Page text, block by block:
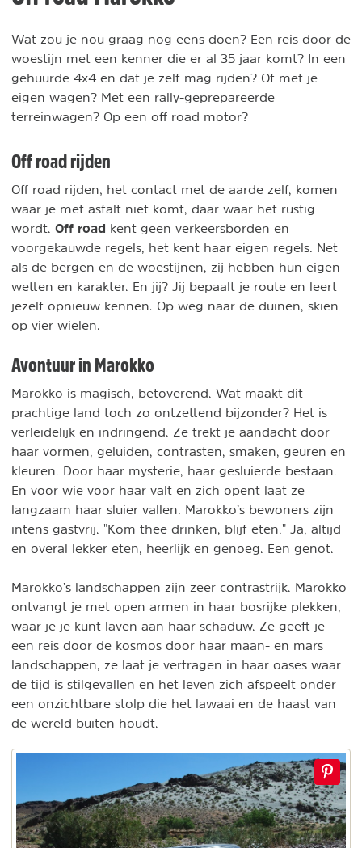
Wat zou je nou graag nog eens doen? Een reis door de
woestijn met een kenner die er al 35 jaar komt? In een
gehuurde 4x4 en dat je zelf mag rijden? Of met je
eigen wagen? Met een rally-geprepareerde
terreinwagen? Op een off road motor?
Off road rijden
Off road rijden; het contact met de aarde zelf, komen
waar je met asfalt niet komt, daar waar het rustig
wordt. Off road kent geen verkeersborden en
voorgekauwde regels, het kent haar eigen regels. Net
als de bergen en de woestijnen, zij hebben hun eigen
wetten en karakter. En jij? Jij bepaalt je route en leert
jezelf opnieuw kennen. Op weg naar de duinen, skiën
op vier wielen.
Avontuur in Marokko
Marokko is magisch, betoverend. Wat maakt dit
prachtige land toch zo ontzettend bijzonder? Het is
verleidelijk en indringend. Ze trekt je aandacht door
haar vormen, geluiden, contrasten, smaken, geuren en
kleuren. Door haar mysterie, haar gesluierde bestaan.
En voor wie voor haar valt en zich opent laat ze
langzaam haar sluier vallen. Marokko’s bewoners zijn
intens gastvrij. "Kom thee drinken, blijf eten." Ja, altijd
en overal lekker eten, heerlijk en genoeg. Een genot.
Marokko’s landschappen zijn zeer contrastrijk. Marokko
ontvangt je met open armen in haar bosrijke plekken,
waar je je kunt laven aan haar schaduw. Ze geeft je
een reis door de kosmos door haar maan- en mars
landschappen, ze laat je vertragen in haar oases waar
de tijd is stilgevallen en het leven zich afspeelt onder
een onzichtbare stolp die het lawaai en de haast van
de wereld buiten houdt.